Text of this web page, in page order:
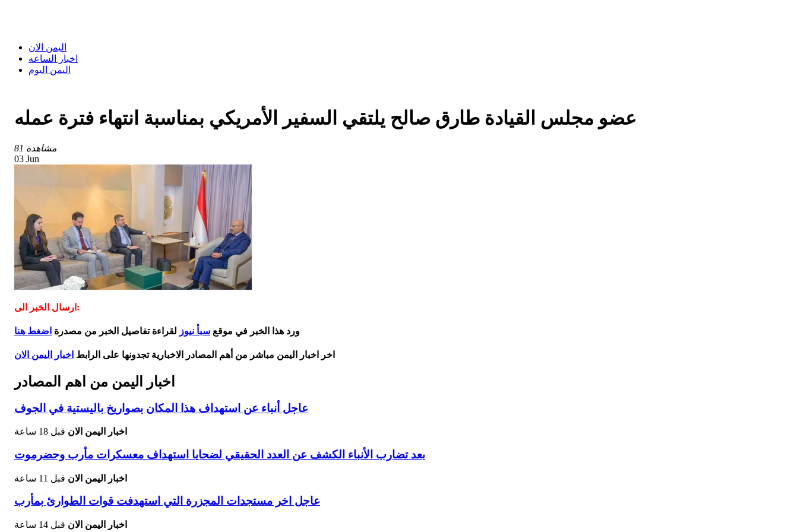
اليمن الان
اخبار الساعه
اليمن اليوم
عضو مجلس القيادة طارق صالح يلتقي السفير الأمريكي بمناسبة انتهاء فترة عمله
81 مشاهدة
03 Jun
ارسال الخبر الى:
ورد هذا الخبر في موقع سبأ نيوز لقراءة تفاصيل الخبر من مصدرة اضغط هنا
اخر اخبار اليمن مباشر من أهم المصادر الاخبارية تجدونها على الرابط اخبار اليمن الان
اخبار اليمن من اهم المصادر
عاجل أنباء عن استهداف هذا المكان بصواريخ باليستية في الجوف
اخبار اليمن الان قبل 18 ساعة
بعد تضارب الأنباء الكشف عن العدد الحقيقي لضحايا استهداف معسكرات مأرب وحضرموت
اخبار اليمن الان قبل 11 ساعة
عاجل اخر مستجدات المجزرة التي استهدفت قوات الطوارئ بمأرب
اخبار اليمن الان قبل 14 ساعة